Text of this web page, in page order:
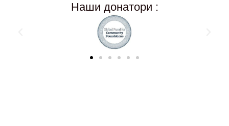
Наши донатори :